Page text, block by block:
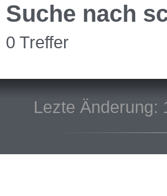
Suche nach
0 Treffer
Lezte Änderung: